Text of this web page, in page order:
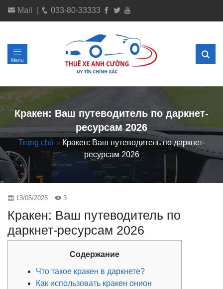
Mail 033-80-33333
Menu
Кракен: Ваш путеводитель по даркнет-
ресурсам 2026
Trang chủ » Кракен: Ваш путеводитель по даркнет-
ресурсам 2026
13/05/2025 3
Кракен: Ваш путеводитель по
даркнет-ресурсам 2026
Содержание
Что такое кракен в даркнете?
Как использовать кракен онион